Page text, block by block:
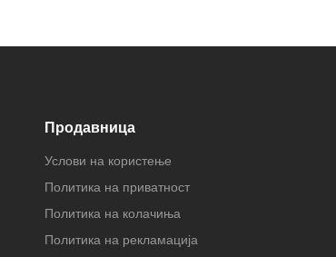
Продавница
Услови на користење
Политика на приватност
Политика на колачиња
Политика на рекламација